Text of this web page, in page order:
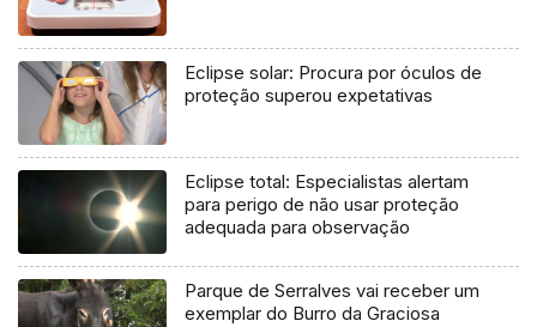
Eclipse solar: Procura por óculos de
proteção superou expetativas
Eclipse total: Especialistas alertam
para perigo de não usar proteção
adequada para observação
Parque de Serralves vai receber um
exemplar do Burro da Graciosa